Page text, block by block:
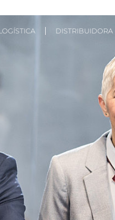
DISTRIBUIDORA